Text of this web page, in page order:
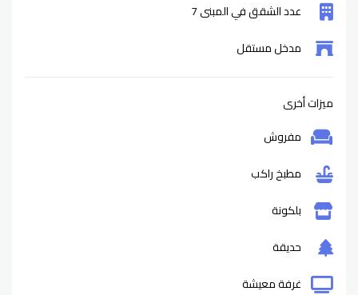
عدد الشقق في المبنى 7
مدخل مستقل
ميزات أخرى
مفروش
مطبخ راكب
بلكونة
حديقة
غرفة معيشة